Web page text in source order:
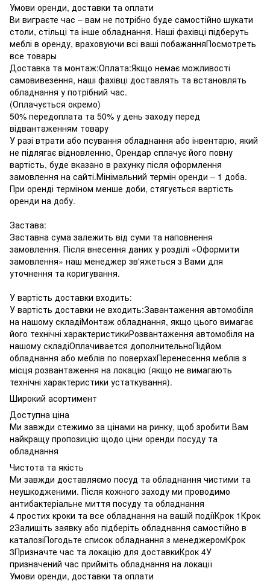
Умови оренди, доставки та оплати
Ви виграєте час – вам не потрібно буде самостійно шукати
столи, стільці та інше обладнання. Наші фахівці підберуть
меблі в оренду, враховуючи всі ваші побажанняПосмотреть
все товары
Доставка та монтаж:Оплата:Якщо немає можливості
самовивезення, наші фахівці доставлять та встановлять
обладнання у потрібний час.
(Оплачується окремо)
50% передоплата та 50% у день заходу перед
відвантаженням товару
У разі втрати або псування обладнання або інвентарю, який
не підлягає відновленню, Орендар сплачує його повну
вартість, буде вказано в рахунку після оформлення
замовлення на сайті.Мінімальний термін оренди – 1 доба.
При оренді терміном менше доби, стягується вартість
оренди на добу.
Застава:
Заставна сума залежить від суми та наповнення
замовлення. Після внесення даних у розділі «Оформити
замовлення» наш менеджер зв'яжеться з Вами для
уточнення та коригування.
У вартість доставки входить:
У вартість доставки не входить:Завантаження автомобіля
на нашому складіМонтаж обладнання, якщо цього вимагає
його технічні характеристикиРозвантаження автомобіля на
нашому складіОплачивается дополнительноПідйом
обладнання або меблів по поверхахПеренесення меблів з
місця розвантаження на локацію (якщо не вимагають
технічні характеристики устаткування).
Широкий асортимент
Доступна ціна
Ми завжди стежимо за цінами на ринку, щоб зробити Вам
найкращу пропозицію щодо ціни оренди посуду та
обладнання
Чистота та якість
Ми завжди доставляємо посуд та обладнання чистими та
неушкодженими. Після кожного заходу ми проводимо
антибактеріальне миття посуду та обладнання
4 простих кроки та все обладнання на вашій подіїКрок 1Крок
2Залишіть заявку або підберіть обладнання самостійно в
каталозіПогодьте список обладнання з менеджеромКрок
3Призначте час та локацію для доставкиКрок 4У
призначений час прийміть обладнання на локації
Умови оренди, доставки та оплати